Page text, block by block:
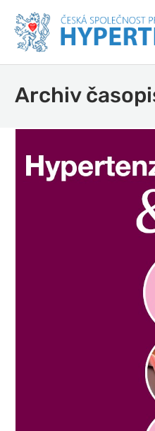
Archiv